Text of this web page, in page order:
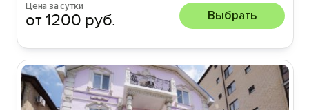
Цена за сутки
от 1200 руб. Выбрать